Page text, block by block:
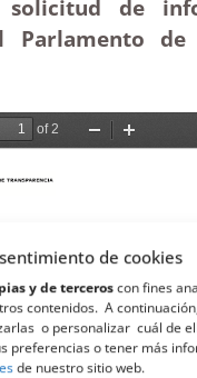
de cookies
y de terceroscon fines
contenidos. A
o personalizar cuál de
preferencias o tener más
de nuestro sitio web.
solicitud de
Parlamento de